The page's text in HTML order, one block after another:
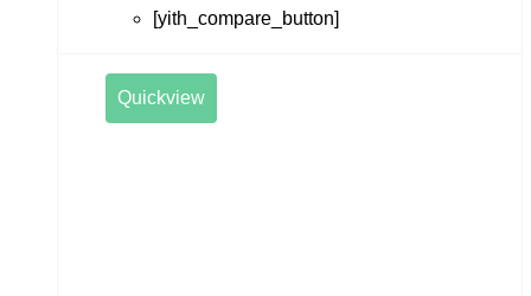
[yith_compare_button]
Quickview